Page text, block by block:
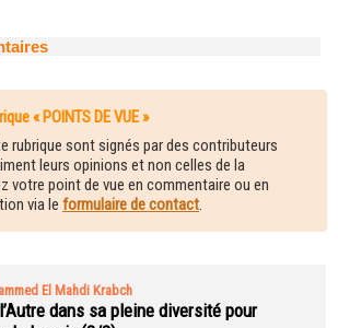
« POINTS DE VUE »
rubrique sont signés par des contributeurs
leurs opinions et non celles de la
votre point de vue en commentaire ou en
via le formulaire de contact.
El Mahdi Krabch
dans sa pleine diversité pour